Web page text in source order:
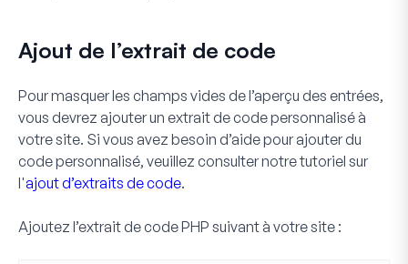
Ajout de l’extrait de code
Pour masquer les champs vides de l’aperçu des entrées,
vous devrez ajouter un extrait de code personnalisé à
votre site. Si vous avez besoin d’aide pour ajouter du
code personnalisé, veuillez consulter notre tutoriel sur
l'ajout d’extraits de code.
Ajoutez l’extrait de code PHP suivant à votre site :